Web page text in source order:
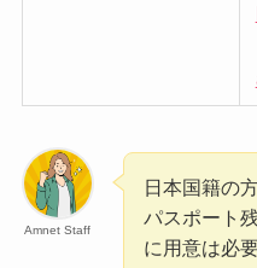
Amnet Staff
日本国籍の
パスポート
に用意は必